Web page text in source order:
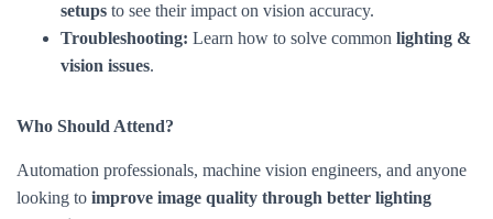
setups to see their impact on vision accuracy.
Troubleshooting: Learn how to solve common lighting &
vision issues.
Who Should Attend?
Automation professionals, machine vision engineers, and anyone
looking to improve image quality through better lighting